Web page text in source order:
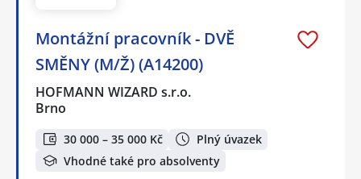
Montážní pracovník - DVĚ
SMĚNY (M/Ž) (A14200)
HOFMANN WIZARD s.r.o.
Brno
30 000 – 35 000 Kč
Plný úvazek
Vhodné také pro absolventy